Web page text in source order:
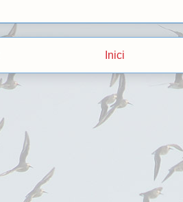
Inici